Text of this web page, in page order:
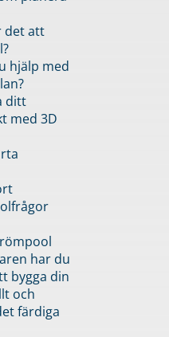
det att
hjälp med
ditt
med 3D
har du
bygga din
och
färdiga